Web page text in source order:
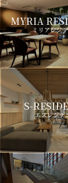
MYRIA
ミリアレジ
S-
エスレジデ